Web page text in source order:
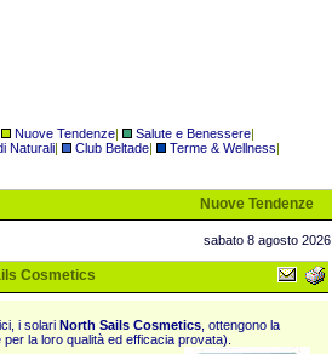
Nuove Tendenze| Salute e Benessere|
Naturali| Club Beltade| Terme & Wellness|
Nuove Tendenze
sabato 8 agosto 2026
Cosmetics
i solari North Sails Cosmetics , ottengono la
la loro qualità ed efficacia provata).